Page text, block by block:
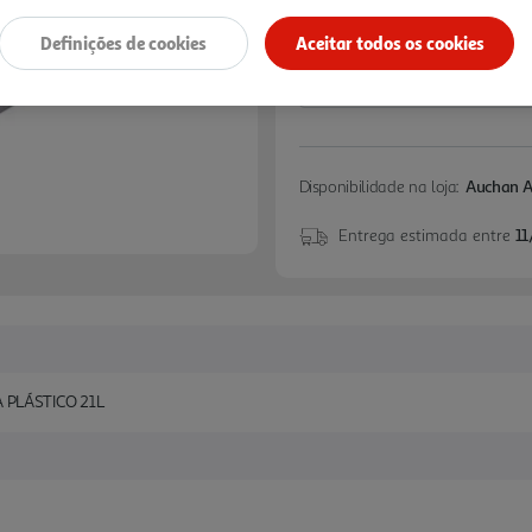
Disponibilidade na loja: Auchan
Entrega estimada entre
PLÁSTICO 21L
Aceitar todos os cookies
Definições de cookies